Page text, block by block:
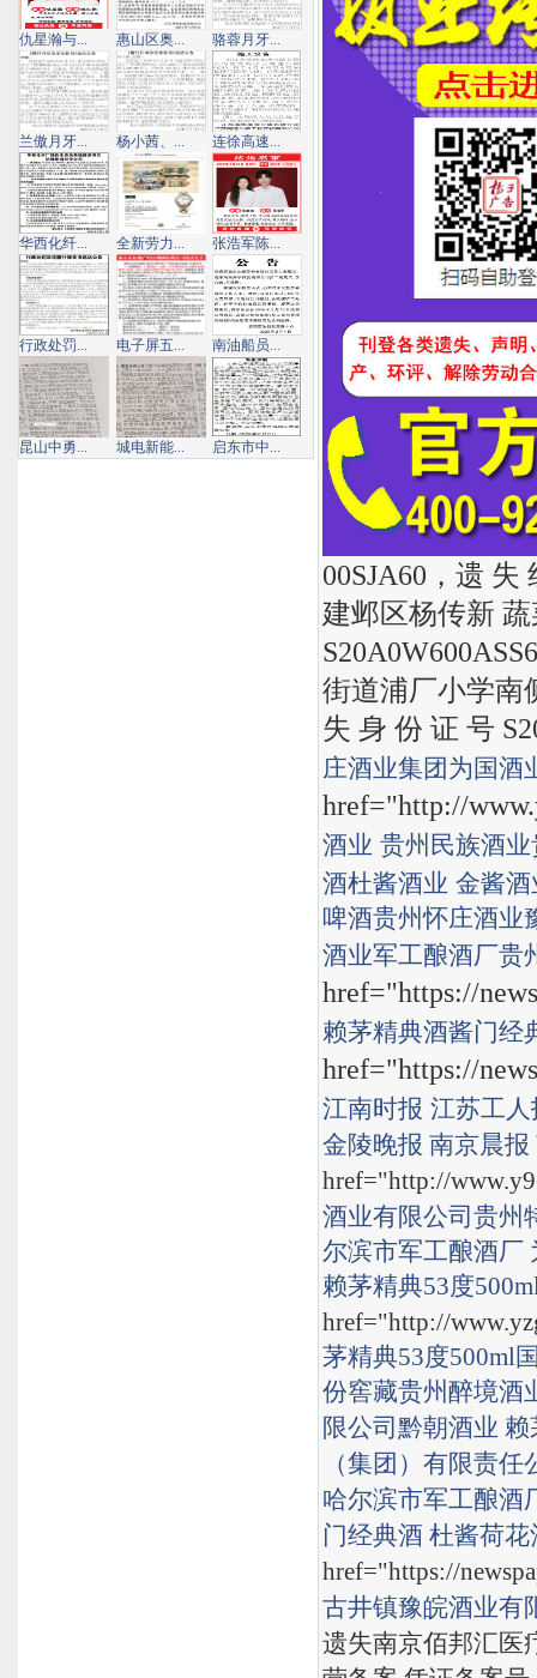
00SJA60，遗
建邺区杨传新
街道浦厂小学南
失 身 份 证 号
庄酒业集团为国酒
href="http://
酒业 贵州民族酒业
酒杜酱酒业 金酱酒
啤酒贵州怀庄酒业
酒业军工酿酒厂贵
href="https://
赖茅精典酒酱门经
href="https://
江南时报 江苏工人
金陵晚报 南京晨报
href="http://
酒业有限公司 贵州
尔滨市军工酿酒厂
赖茅精典53度
href="http://
茅精典53度500ml
份窖藏贵州醉境酒
限公司 黔朝酒业 赖
（集团）有限责任
哈尔滨市军工酿酒
门经典酒 杜酱荷花
href="https://
古井镇豫皖酒业有
遗失南京佰邦汇医
仇星瀚与... 惠山区奥... 骆蓉月牙...
兰傲月牙... 杨小茜、... 连徐高速...
华西化纤... 全新劳力... 张浩军陈...
行政处罚... 电子屏五... 南油船员...
昆山中勇... 城电新能... 启东市中...